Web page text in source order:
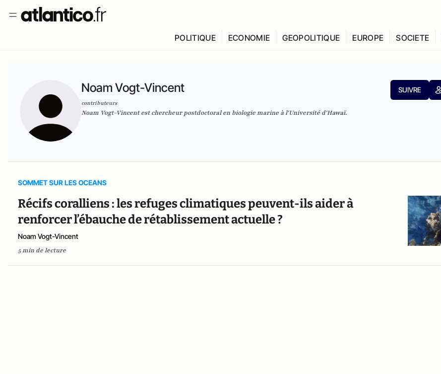
POLITIQUE ECONOMIE GEOPOLITIQUE EUROPE SOCIETE
Noam Vogt-Vincent
contributeurs
SUIVRE
Noam Vogt-Vincent est chercheur postdoctoral en biologie marine à l'Université d'Hawaï.
SOMMET SUR LES OCEANS
Récifs coralliens : les refuges climatiques peuvent-ils aider à
renforcer l’ébauche de rétablissement actuelle ?
Noam Vogt-Vincent
5 min de lecture